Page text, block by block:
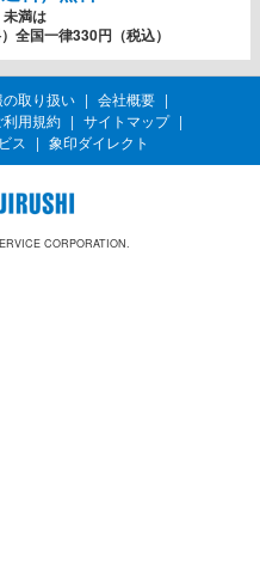
満は
全国一律330円（税込）
取り扱い
会社概要
利用規約
サイトマップ
ス
象印ダイレクト
CORPORATION.